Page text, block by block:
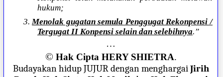
hukum;
3.Menolak gugatan semula Penggugat Rekonpensi /
Tergugat II Konpensi selain dan selebihnya.”
…
© Hak Cipta HERY SHIETRA.
Budayakan hidup JUJUR dengan menghargaiJirih